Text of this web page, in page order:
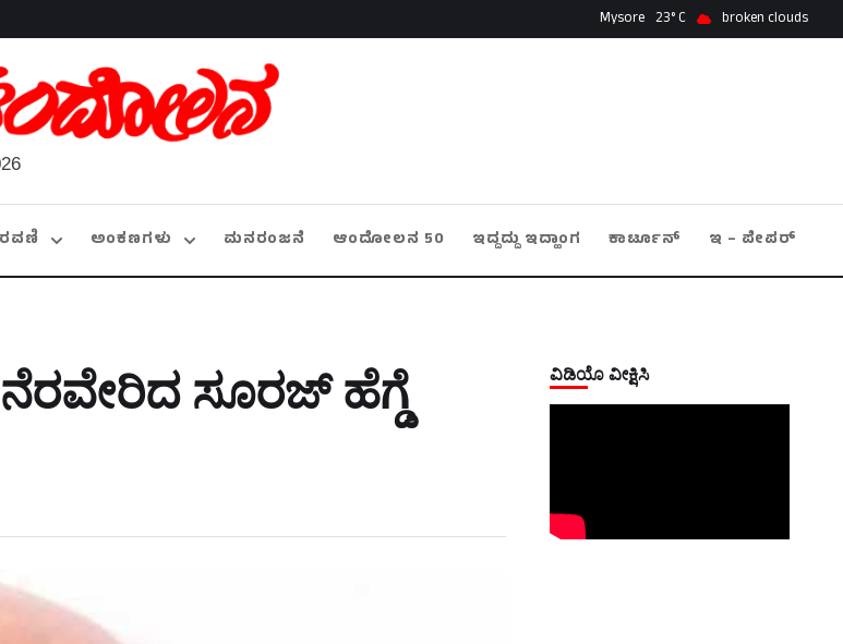
Mysore 23 broken clouds
ಅಂಕಣಗಳು ಮನರಂಜನೆ ಆಂದೋಲನ 50 ಇದ್ದದ್ದು ಇದ್ಹಾಂಗ ಕಾರ್ಟೂನ್ ಇ – ಪೇಪರ್
ಸೂರಜ್ ಹೆಗ್ಡೆ
ವಿಡಿಯೊ ವೀಕ್ಷಿಸಿ